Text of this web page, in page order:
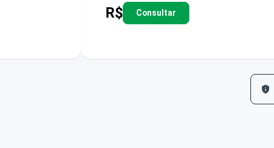
R$ Consultar